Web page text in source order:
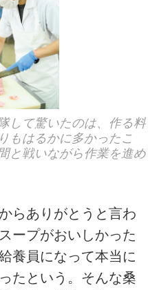
して驚いたのは、作る料
もはるかに多かったこ
と戦いながら作業を進め
らありがとうと言わ
ープがおいしかった
養員になって本当に
たという。そんな桑